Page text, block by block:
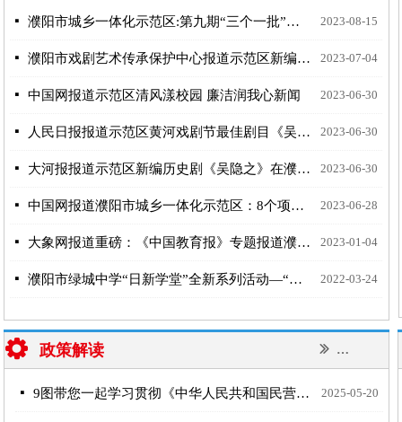
2023-08-15
넷 濮阳市城乡一体化示范区:第九期“三个一批”项目集中开工仪式举行----中国网
2023-07-04
넷 濮阳市戏剧艺术传承保护中心报道示范区新编历史剧《吴隐之》全市巡演——“濮阳县站”圆满成功！
2023-06-30
넷 中国网报道示范区清风漾校园 廉洁润我心新闻
2023-06-30
넷 人民日报报道示范区黄河戏剧节最佳剧目《吴隐之》全市巡演正式启动
2023-06-30
넷 大河报报道示范区新编历史剧《吴隐之》在濮阳市开始巡演！
2023-06-28
넷 中国网报道濮阳市城乡一体化示范区：8个项目集中签约 总投资超20亿元
2023-01-04
넷 大象网报道重磅：《中国教育报》专题报道濮阳示范区义务教育优质均衡发展先进经验
2022-03-24
넷 濮阳市绿城中学“日新学堂”全新系列活动—“上好思政课，铸魂育人心”开讲啦
政策解读
2025-05-20
넷 9图带您一起学习贯彻《中华人民共和国民营经济促进法》
끶 ꅀ 更多